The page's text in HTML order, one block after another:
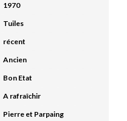
1970
Tuiles
récent
Ancien
Bon Etat
A rafraîchir
Pierre et Parpaing